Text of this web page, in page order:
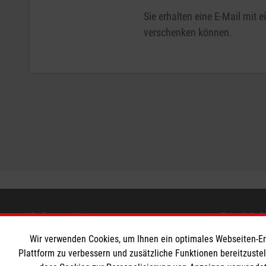
Sie erhalten eine E-Mail mit
verschenken können.
Informationen
Kontakt
Die
Malteser in
Wir verwenden Cookies, um Ihnen ein optimales
Plattform zu verbessern und zusätzliche Funktionen